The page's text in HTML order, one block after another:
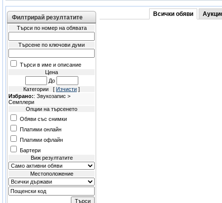
Филтрирай резултатите
Търси по номер на обявата
Търсене по ключови думи
Търси в име и описание
Цена
До
Категории [ Изчисти ]
Избрано:: Звукозапис >
Семплери
Опции на търсенето
Обяви със снимки
Платими онлайн
Платими офлайн
Бартери
Виж резултатите
Местоположение
Всички обяви